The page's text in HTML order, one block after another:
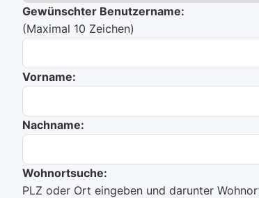
Gewünschter Benutzername:
(Maximal 10 Zeichen)
Vorname:
Nachname:
Wohnortsuche:
PLZ oder Ort eingeben und darunter